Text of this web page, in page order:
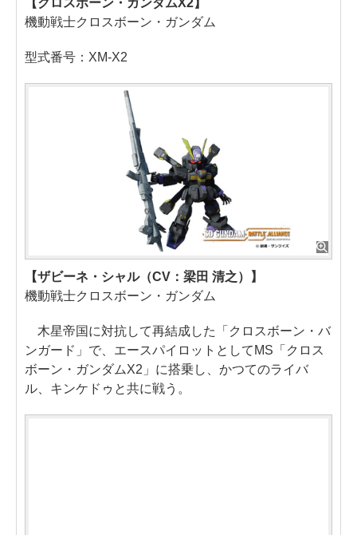
【クロスボーン・ガンダムX2】
機動戦士クロスボーン・ガンダム
型式番号：XM-X2
【ザビーネ・シャル（CV：梁田 清之）】
機動戦士クロスボーン・ガンダム
木星帝国に対抗して再結成した「クロスボーン・バ
ンガード」で、エースパイロットとしてMS「クロス
ボーン・ガンダムX2」に搭乗し、かつてのライバ
ル、キンケドゥと共に戦う。